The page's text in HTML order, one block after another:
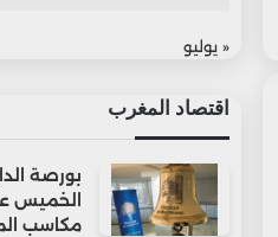
« يوليو
اقتصاد المغرب
بورصة
الخميس
مكاسب